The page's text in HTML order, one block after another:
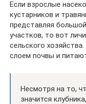
Если взрослые
кустарников и
представляя
участков, то вот
сельского
слоем почвы и
Несмотря на то,
значится